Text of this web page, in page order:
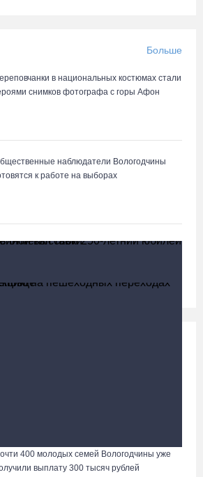
на пешеходных переходах сделают в
Больше
в национальных костюмах стали
снимков фотографа с горы Афон
наблюдатели Вологодчины
к работе на выборах
СВО» в Череповце за полгода работы
400 молодых семей Вологодчины уже
выплату 300 тысяч рублей